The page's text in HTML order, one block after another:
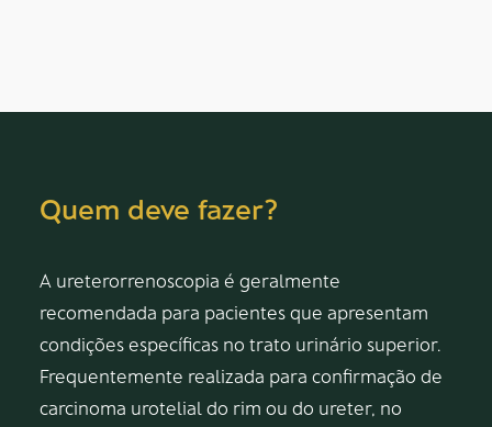
Quem deve fazer?
A ureterorrenoscopia é geralmente
recomendada para pacientes que apresentam
condições específicas no trato urinário superior.
Frequentemente realizada para confirmação de
carcinoma urotelial do rim ou do ureter, no